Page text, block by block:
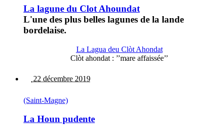
La lagune du Clot Ahoundat
L'une des plus belles lagunes de la lande
bordelaise.
La Lagua deu Clòt Ahondat
Clòt ahondat : ’’mare affaissée’’
22 décembre 2019
(Saint-Magne)
La Houn pudente